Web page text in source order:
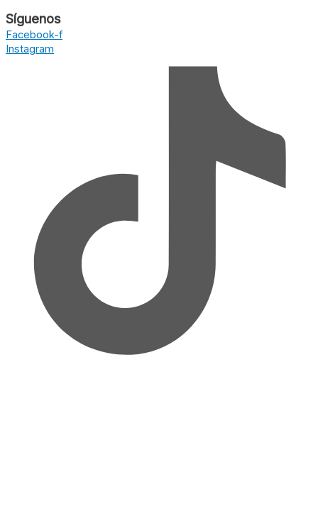
Síguenos
Facebook-f
Instagram